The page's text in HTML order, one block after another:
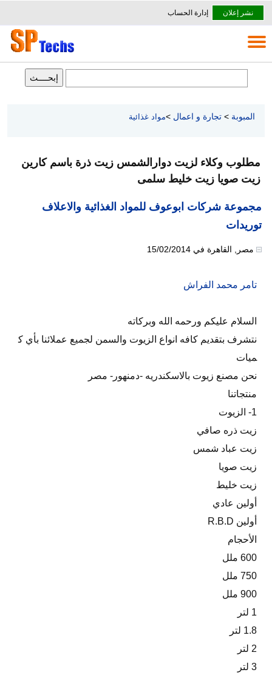
نشر إعلان إدارة الحساب
المبوبة > تجارة و اعمال >مواد غذائية
مطلوب وكلاء لزيت دوارالشمس زيت ذرة باسم كارين
زيت صويا زيت خليط سلمى
مجموعة شركات ابوعوف للمواد الغذائية والاعلاف
توريدات
مصر القاهرة في 15/02/2014
تامر محمد الفراش
السلام عليكم ورحمه الله وبركاته
نتشرف بتقديم كافه انواع الزيوت والسمن لجميع عملائنا بأي ك
ميات
نحن مصنع زيوت بالاسكندريه -دمنهور- مصر
منتجاتنا
1- الزيوت
زيت ذره صافي
زيت عباد شمس
زيت صويا
زيت خليط
أولين عادي
أولين R.B.D
الأحجام
600 ملل
750 ملل
900 ملل
1 لتر
1.8 لتر
2 لتر
3 لتر